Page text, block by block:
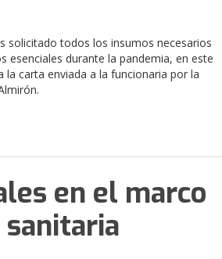
solicitado todos los insumos necesarios
esenciales durante la pandemia, en este
la carta enviada a la funcionaria por la
en el marco